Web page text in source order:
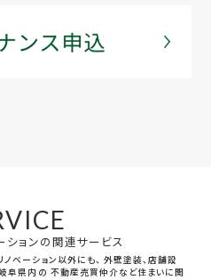
ションの関連サービス
ベーション以外にも、 外壁塗装、店舗設
阜県内の 不動産売買仲介など住まいに関